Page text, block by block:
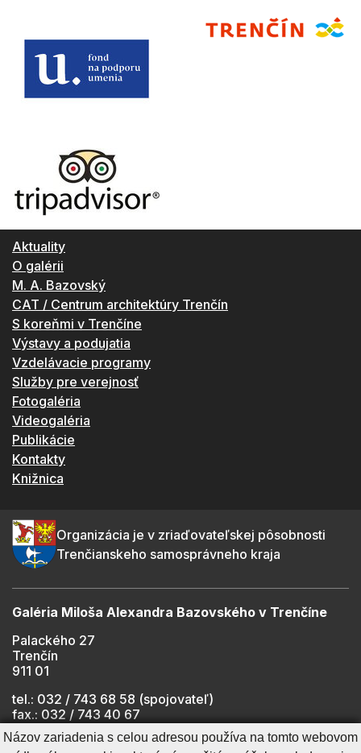
Aktuality
O galérii
M. A. Bazovský
CAT / Centrum architektúry Trenčín
S koreňmi v Trenčíne
Výstavy a podujatia
Vzdelávacie programy
Služby pre verejnosť
Fotogaléria
Videogaléria
Publikácie
Kontakty
Knižnica
Organizácia je v zriaďovateľskej pôsobnosti
Trenčianskeho samosprávneho kraja
Galéria Miloša Alexandra Bazovského v Trenčíne
Palackého 27
Trenčín
911 01
tel.: 032 / 743 68 58 (spojovateľ)
fax.: 032 / 743 40 67
e-mail:
info@gmab.sk
Názov zariadenia s celou adresou používa na tomto webovom